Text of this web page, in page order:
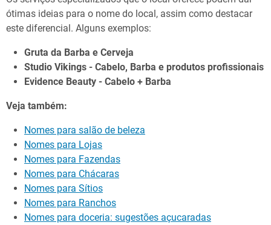
ótimas ideias para o nome do local, assim como destacar
este diferencial. Alguns exemplos:
Gruta da Barba e Cerveja
Studio Vikings - Cabelo, Barba e produtos profissionais
Evidence Beauty - Cabelo + Barba
Veja também:
Nomes para salão de beleza
Nomes para Lojas
Nomes para Fazendas
Nomes para Chácaras
Nomes para Sítios
Nomes para Ranchos
Nomes para doceria: sugestões açucaradas